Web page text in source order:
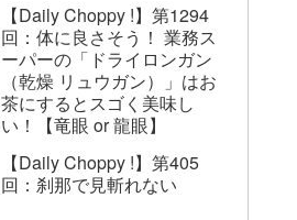
【Daily Choppy !】第1294
回：体に良さそう！ 業務ス
ーパーの「ドライロンガン
（乾燥 リュウガン）」はお
茶にするとスゴく美味し
い！【竜眼 or 龍眼】
【Daily Choppy !】第405
回：刹那で見斬れない